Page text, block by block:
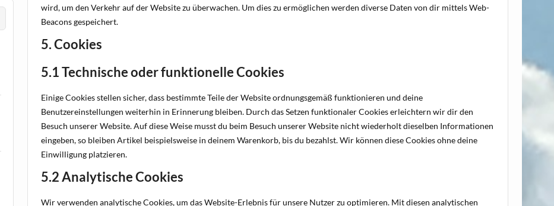
wird, um den Verkehr auf der Website zu überwachen. Um dies zu ermöglichen werden diverse Daten von dir mittels Web-
Beacons gespeichert.
5. Cookies
5.1 Technische oder funktionelle Cookies
Einige Cookies stellen sicher, dass bestimmte Teile der Website ordnungsgemäß funktionieren und deine
Benutzereinstellungen weiterhin in Erinnerung bleiben. Durch das Setzen funktionaler Cookies erleichtern wir dir den
Besuch unserer Website. Auf diese Weise musst du beim Besuch unserer Website nicht wiederholt dieselben Informationen
eingeben, so bleiben Artikel beispielsweise in deinem Warenkorb, bis du bezahlst. Wir können diese Cookies ohne deine
Einwilligung platzieren.
5.2 Analytische Cookies
Wir verwenden analytische Cookies, um das Website-Erlebnis für unsere Nutzer zu optimieren. Mit diesen analytischen